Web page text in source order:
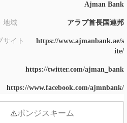
Ajman Bank
地域 アラブ首長国連邦
サイト
https://www.ajmanbank.ae/s
ite/
https://twitter.com/ajman_bank
https://www.facebook.com/ajmnbank/
ポンジスキーム